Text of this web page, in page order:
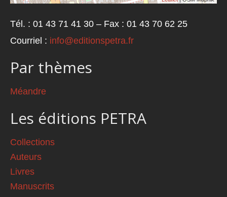
Tél. : 01 43 71 41 30 – Fax : 01 43 70 62 25
Courriel : info@editionspetra.fr
Par thèmes
Méandre
Les éditions PETRA
Collections
Auteurs
Livres
Manuscrits